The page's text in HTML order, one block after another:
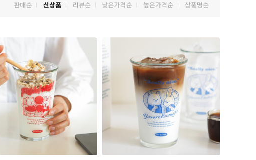
판매순 신상품 리뷰순 낮은가격순 높은가격순 상품명순